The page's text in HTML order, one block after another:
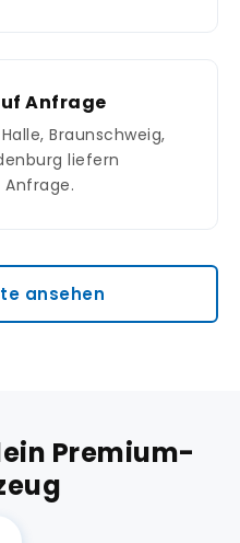
Anfrage
Braunschweig,
liefern
ansehen
Premium-